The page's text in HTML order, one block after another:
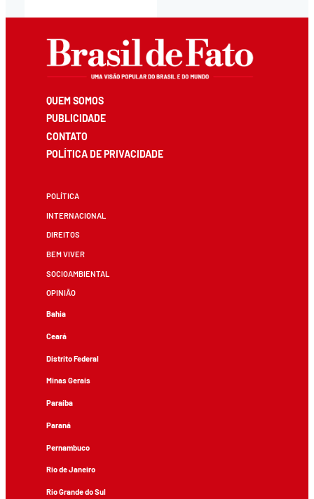
QUEM SOMOS
PUBLICIDADE
CONTATO
POLÍTICA DE PRIVACIDADE
POLÍTICA
INTERNACIONAL
DIREITOS
BEM VIVER
SOCIOAMBIENTAL
OPINIÃO
Bahia
Ceará
Distrito Federal
Minas Gerais
Paraíba
Paraná
Pernambuco
Rio de Janeiro
Rio Grande do Sul